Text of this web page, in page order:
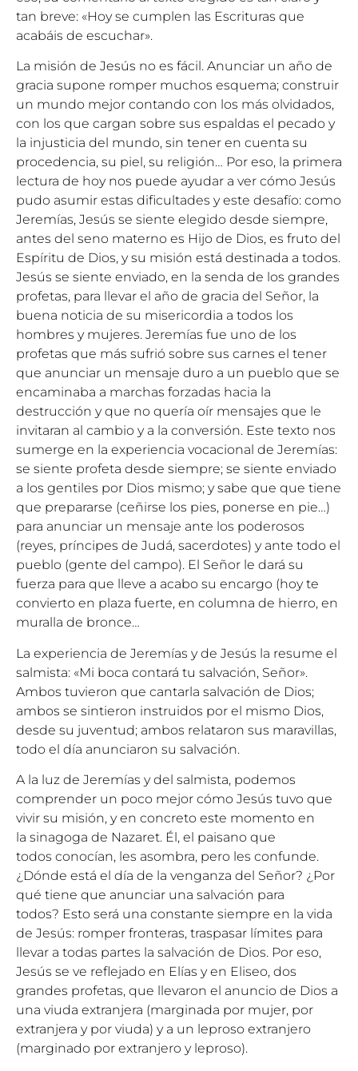
tan breve: «Hoy se cumplen las Escrituras que
acabáis de escuchar».
La misión de Jesús no es fácil. Anunciar un año de
gracia supone romper muchos esquema; construir
un mundo mejor contando con los más olvidados,
con los que cargan sobre sus espaldas el pecado y
la injusticia del mundo, sin tener en cuenta su
procedencia, su piel, su religión… Por eso, la primera
lectura de hoy nos puede ayudar a ver cómo Jesús
pudo asumir estas dificultades y este desafío: como
Jeremías, Jesús se siente elegido desde siempre,
antes del seno materno es Hijo de Dios, es fruto del
Espíritu de Dios, y su misión está destinada a todos.
Jesús se siente enviado, en la senda de los grandes
profetas, para llevar el año de gracia del Señor, la
buena noticia de su misericordia a todos los
hombres y mujeres. Jeremías fue uno de los
profetas que más sufrió sobre sus carnes el tener
que anunciar un mensaje duro a un pueblo que se
encaminaba a marchas forzadas hacia la
destrucción y que no quería oír mensajes que le
invitaran al cambio y a la conversión. Este texto nos
sumerge en la experiencia vocacional de Jeremías:
se siente profeta desde siempre; se siente enviado
a los gentiles por Dios mismo; y sabe que que tiene
que prepararse (ceñirse los pies, ponerse en pie…)
para anunciar un mensaje ante los poderosos
(reyes, príncipes de Judá, sacerdotes) y ante todo el
pueblo (gente del campo). El Señor le dará su
fuerza para que lleve a acabo su encargo (hoy te
convierto en plaza fuerte, en columna de hierro, en
muralla de bronce…
La experiencia de Jeremías y de Jesús la resume el
salmista: «Mi boca contará tu salvación, Señor».
Ambos tuvieron que cantarla salvación de Dios;
ambos se sintieron instruidos por el mismo Dios,
desde su juventud; ambos relataron sus maravillas,
todo el día anunciaron su salvación.
A la luz de Jeremías y del salmista, podemos
comprender un poco mejor cómo Jesús tuvo que
vivir su misión, y en concreto este momento en
la sinagoga de Nazaret. Él, el paisano que
todos conocían, les asombra, pero les confunde.
¿Dónde está el día de la venganza del Señor? ¿Por
qué tiene que anunciar una salvación para
todos? Esto será una constante siempre en la vida
de Jesús: romper fronteras, traspasar límites para
llevar a todas partes la salvación de Dios. Por eso,
Jesús se ve reflejado en Elías y en Eliseo, dos
grandes profetas, que llevaron el anuncio de Dios a
una viuda extranjera (marginada por mujer, por
extranjera y por viuda) y a un leproso extranjero
(marginado por extranjero y leproso).